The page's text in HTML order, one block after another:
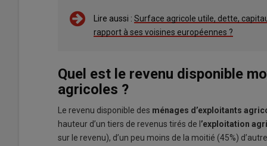
Lire aussi : Surface agricole utile, dette,
rapport à ses voisines européennes ?
Quel est le revenu disponible
agricoles ?
Le revenu disponible des ménages d’exploitants
hauteur d’un tiers de revenus tirés de l ’exploitation
sur le revenu), d’un peu moins de la moitié (45%)